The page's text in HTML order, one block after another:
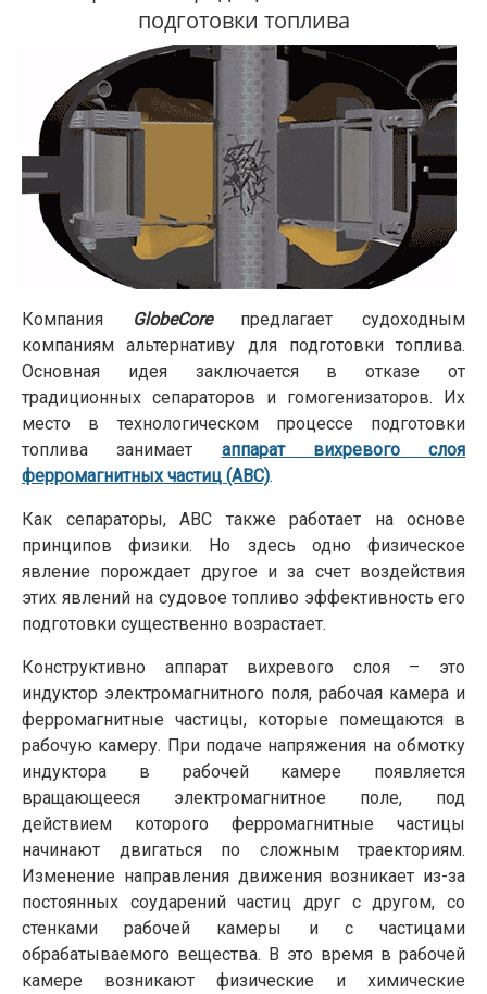
подготовки топлива
Компания GlobeCoreпредлагает судоходным
компаниям альтернативу для подготовки топлива.
Основная идея заключается в отказе от
традиционных сепараторов и гомогенизаторов. Их
место в технологическом процессе подготовки
топлива занимает аппарат вихревого слоя
ферромагнитных частиц (АВС).
Как сепараторы, АВС также работает на основе
принципов физики. Но здесь одно физическое
явление порождает другое и за счет воздействия
этих явлений на судовое топливо эффективность его
подготовки существенно возрастает.
Конструктивно аппарат вихревого слоя – это
индуктор электромагнитного поля, рабочая камера и
ферромагнитные частицы, которые помещаются в
рабочую камеру. При подаче напряжения на обмотку
индуктора в рабочей камере появляется
вращающееся электромагнитное поле, под
действием которого ферромагнитные частицы
начинают двигаться по сложным траекториям.
Изменение направления движения возникает из-за
постоянных соударений частиц друг с другом, со
стенками рабочей камеры и с частицами
обрабатываемого вещества. В это время в рабочей
камере возникают физические и химические